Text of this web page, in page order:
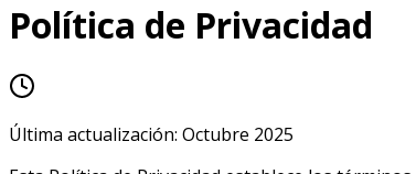
Política de Privacidad
Última actualización: Octubre 2025